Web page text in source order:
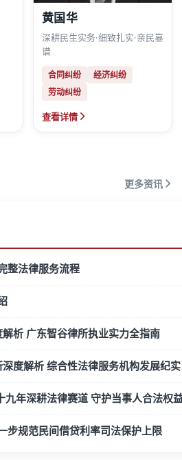
黄国华
深耕民生实务·细致扎实·亲民靠
谱
合同纠纷
经济纠纷
劳动纠纷
查看详情
更多资讯
整法律服务流程
析 广东智谷律所执业实力全指南
度解析 综合性法律服务机构发展纪实
年深耕法律赛道 守护当事人合法权
步规范民间借贷利率司法保护上限